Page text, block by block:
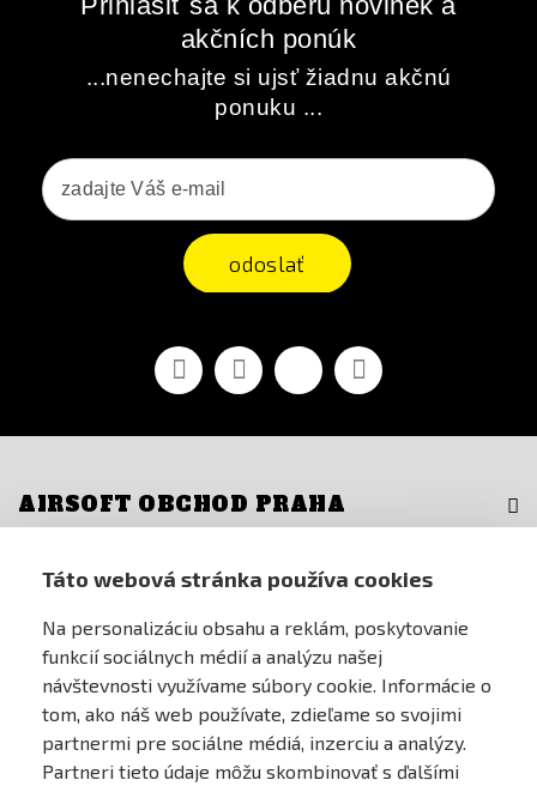
Táto webová stránka používa cookies
Na personalizáciu obsahu a reklám, poskytovanie
funkcií sociálnych médií a analýzu našej
návštevnosti využívame súbory cookie. Informácie o
tom, ako náš web používate, zdieľame so svojimi
partnermi pre sociálne médiá, inzerciu a analýzy.
Partneri tieto údaje môžu skombinovať s ďalšími
akčních ponúk
...nenechajte si ujsť žiadnu akčnú
ponuku ...
odoslať
FacebookYoutubeVimeo Instagram
AIRSOFT OBCHOD PRAHA
PRE ZÁKAZNÍKOV
MÔJ ÚČET
ONLINE PLATEBNÍ BRÁNA